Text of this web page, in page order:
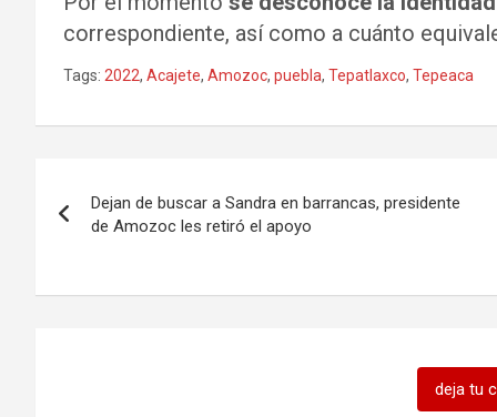
correspondiente, así como a cuánto
Tags: 2022, Acajete, Amozoc, puebla, Tepatlaxco, Tepeaca
de
Dejan de buscar a Sandra en barrancas, presidente
de Amozoc les retiró el apoyo
deja tu